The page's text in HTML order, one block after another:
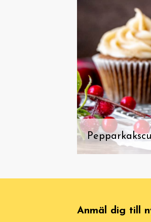
Anmäl dig till